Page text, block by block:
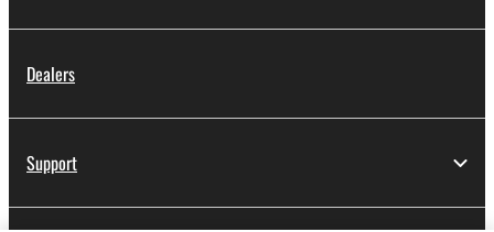
Dealers
Support